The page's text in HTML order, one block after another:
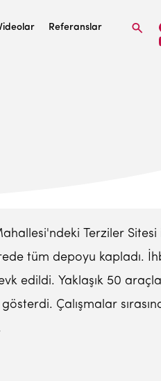
Referanslar
Terziler
tüm depoyu kapladı.
edildi. Yaklaşık 50
Çalışmalar